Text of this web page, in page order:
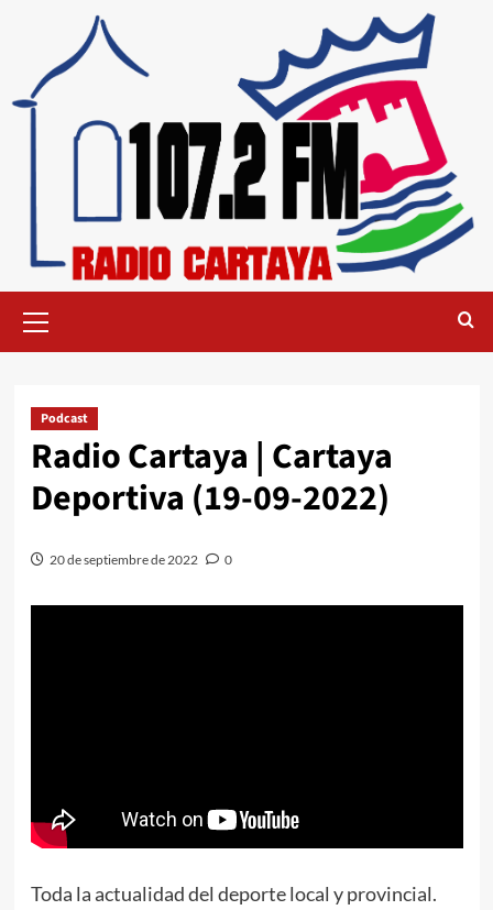
Podcast
Radio Cartaya | Cartaya
Deportiva (19-09-2022)
20 de septiembre de 2022 0
Toda la actualidad del deporte local y provincial.